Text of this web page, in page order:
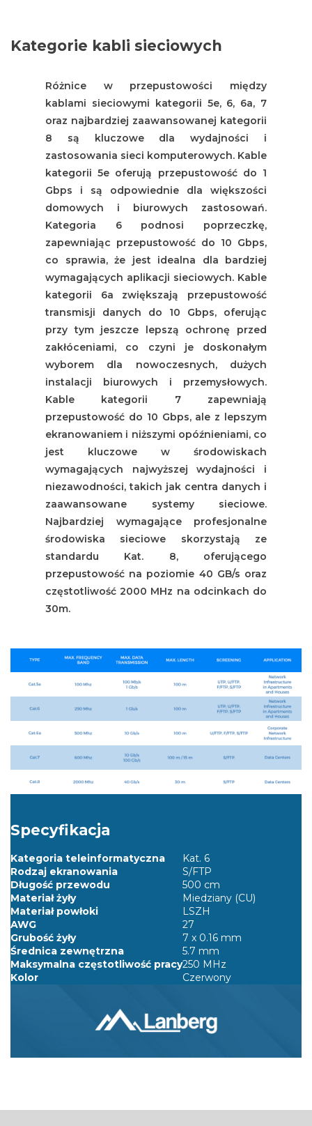
Kategorie kabli sieciowych
Różnice w przepustowości między
kablami sieciowymi kategorii 5e, 6, 6a, 7
oraz najbardziej zaawansowanej kategorii
8 są kluczowe dla wydajności i
zastosowania sieci komputerowych. Kable
kategorii 5e oferują przepustowość do 1
Gbps i są odpowiednie dla większości
domowych i biurowych zastosowań.
Kategoria 6 podnosi poprzeczkę,
zapewniając przepustowość do 10 Gbps,
co sprawia, że jest idealna dla bardziej
wymagających aplikacji sieciowych. Kable
kategorii 6a zwiększają przepustowość
transmisji danych do 10 Gbps, oferując
przy tym jeszcze lepszą ochronę przed
zakłóceniami, co czyni je doskonałym
wyborem dla nowoczesnych, dużych
instalacji biurowych i przemysłowych.
Kable kategorii 7 zapewniają
przepustowość do 10 Gbps, ale z lepszym
ekranowaniem i niższymi opóźnieniami, co
jest kluczowe w środowiskach
wymagających najwyższej wydajności i
niezawodności, takich jak centra danych i
zaawansowane systemy sieciowe.
Najbardziej wymagające profesjonalne
środowiska sieciowe skorzystają ze
standardu Kat. 8, oferującego
przepustowość na poziomie 40 GB/s oraz
częstotliwość 2000 MHz na odcinkach do
30m.
Specyfikacja
Kategoria teleinformatyczna
Kat. 6
Rodzaj ekranowania
S/FTP
Długość przewodu
500 cm
Materiał żyły
Miedziany (CU)
Materiał powłoki
LSZH
AWG
27
Grubość żyły
7 x 0.16 mm
Średnica zewnętrzna
5.7 mm
Maksymalna częstotliwość pracy250 MHz
Kolor
Czerwony